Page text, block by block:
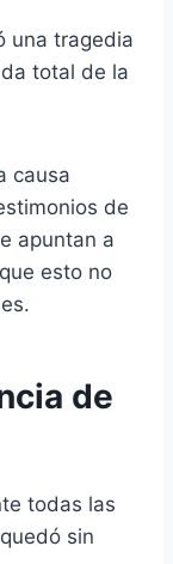
una tragedia
total de la
causa
de
apuntan a
esto no
de
todas las
sin